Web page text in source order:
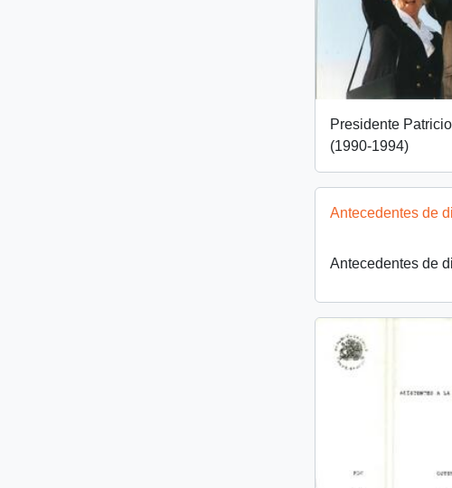
Presidente
(1990-1994)
Antecedentes de
Antecedentes de